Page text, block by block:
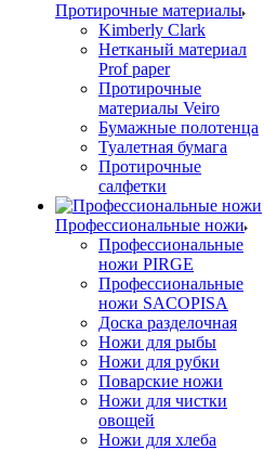
Протирочные материалы
Kimberly Clark
Нетканый материал
Prof paper
Протирочные
материалы Veiro
Бумажные полотенца
Туалетная бумага
Протирочные
салфетки
Профессиональные ножи
Профессиональные
ножи PIRGE
Профессиональные
ножи SACOPISA
Доска разделочная
Ножи для рыбы
Ножи для рубки
Поварские ножи
Ножи для чистки
овощей
Ножи для хлеба